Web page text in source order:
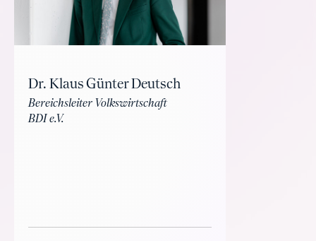
Dr. Klaus Günter Deutsch
Bereichsleiter Volkswirtschaft
BDI e.V.